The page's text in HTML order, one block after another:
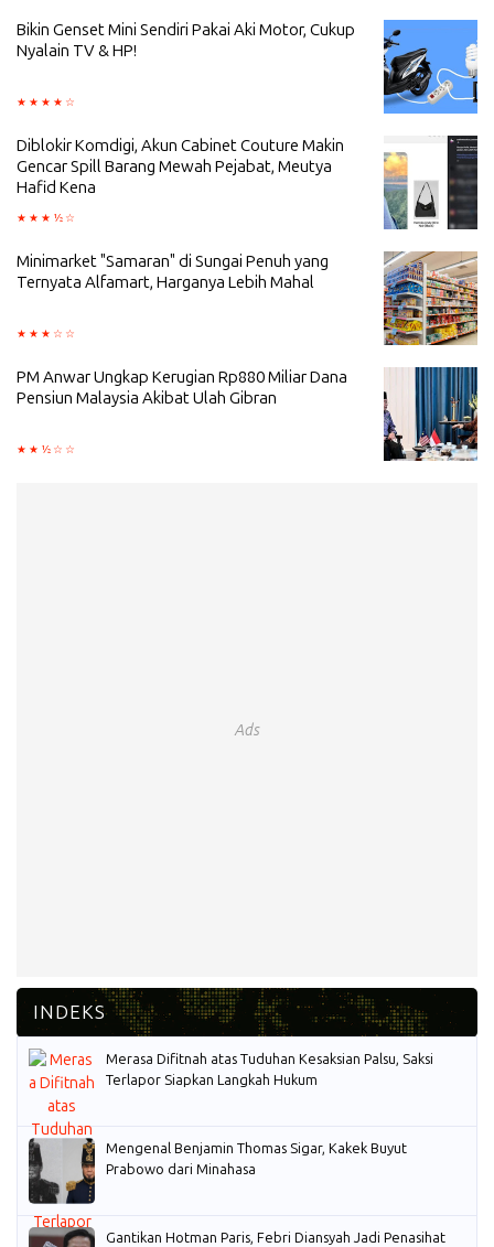
Bikin Genset Mini Sendiri Pakai Aki Motor, Cukup
Nyalain TV & HP!
Diblokir Komdigi, Akun Cabinet Couture Makin
Gencar Spill Barang Mewah Pejabat, Meutya
Hafid Kena
Minimarket "Samaran" di Sungai Penuh yang
Ternyata Alfamart, Harganya Lebih Mahal
PM Anwar Ungkap Kerugian Rp880 Miliar Dana
Pensiun Malaysia Akibat Ulah Gibran
Ads
Merasa Difitnah atas Tuduhan Kesaksian Palsu, Saksi
Terlapor Siapkan Langkah Hukum
Mengenal Benjamin Thomas Sigar, Kakek Buyut
Prabowo dari Minahasa
Gantikan Hotman Paris, Febri Diansyah Jadi Penasihat